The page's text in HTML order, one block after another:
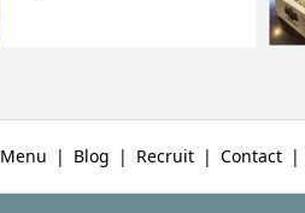
Menu Blog Recruit Contact